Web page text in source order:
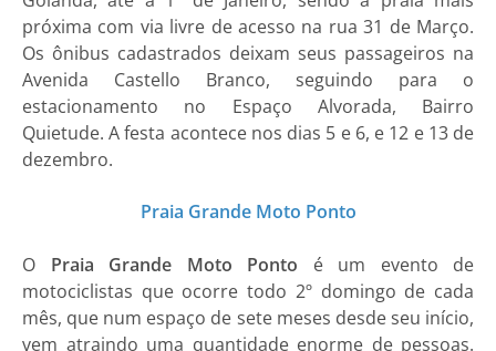
próxima com via livre de acesso na rua 31 de Março.
Os ônibus cadastrados deixam seus passageiros na
Avenida Castello Branco, seguindo para o
estacionamento no Espaço Alvorada, Bairro
Quietude. A festa acontece nos dias 5 e 6, e 12 e 13 de
dezembro.
Praia Grande Moto Ponto
O Praia Grande Moto Ponto é um evento de
motociclistas que ocorre todo 2º domingo de cada
mês, que num espaço de sete meses desde seu início,
vem atraindo uma quantidade enorme de pessoas.